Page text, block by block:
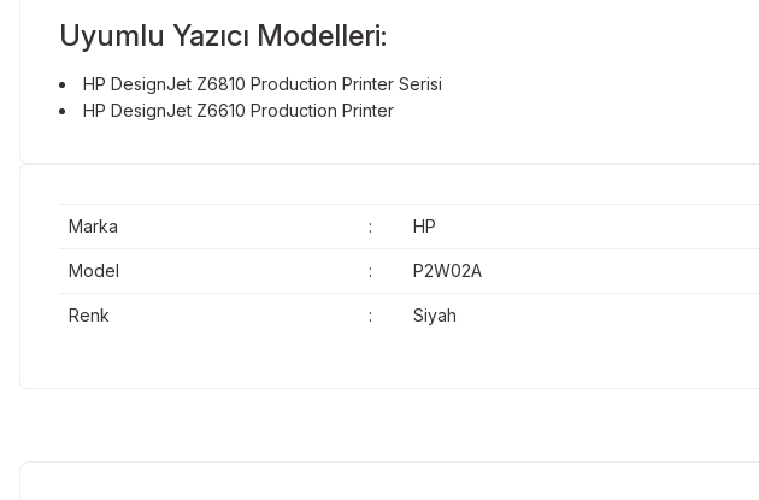
Uyumlu Yazıcı Modelleri:
HP DesignJet Z6810 Production Printer Serisi
HP DesignJet Z6610 Production Printer
Marka : HP
Model : P2W02A
Renk : Siyah